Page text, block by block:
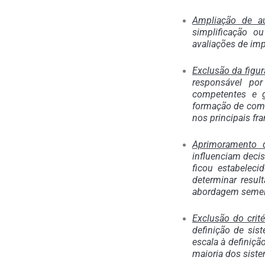
Ampliação de
simplificação
avaliações de
Exclusão da
responsável
competentes e
formação de
nos principais
influenciam
ficou
determinar
abordagem
Exclusão do
definição de
escala à
maioria dos